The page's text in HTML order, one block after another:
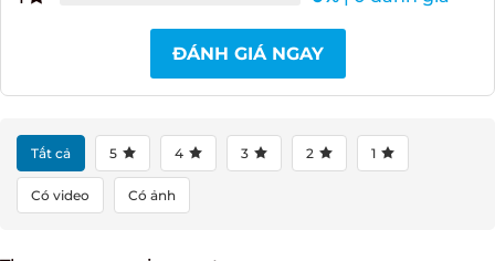
1
0% | 0 đánh giá
ĐÁNH GIÁ NGAY